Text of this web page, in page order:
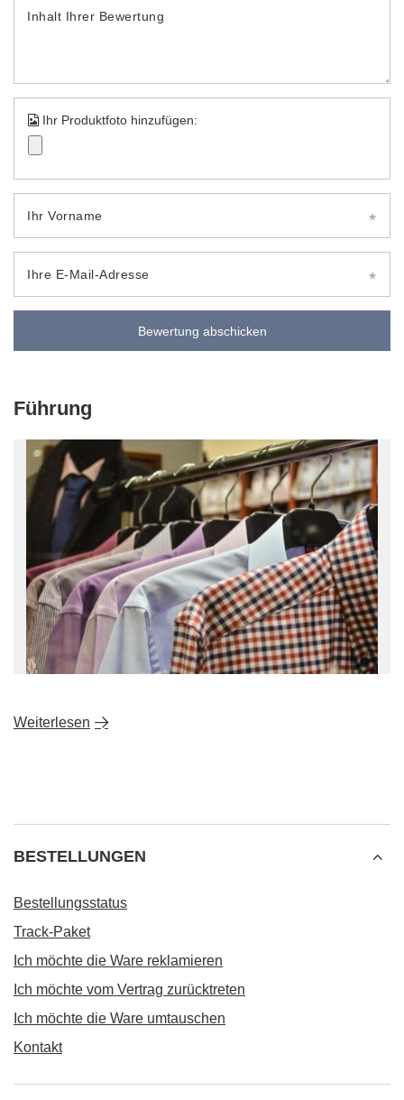
Inhalt Ihrer Bewertung
Ihr Produktfoto hinzufügen:
Ihr Vorname
Ihre E-Mail-Adresse
Bewertung abschicken
Führung
Weiterlesen
BESTELLUNGEN
Bestellungsstatus
Track-Paket
Ich möchte die Ware reklamieren
Ich möchte vom Vertrag zurücktreten
Ich möchte die Ware umtauschen
Kontakt